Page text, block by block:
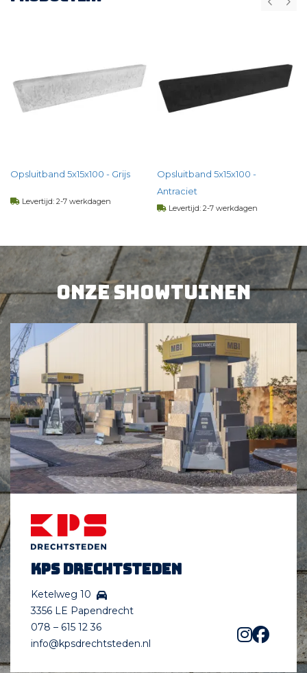
Opsluitband 5x15x100 - Grijs
Levertijd: 2-7 werkdagen
BEKIJK PRODUCT
Opsluitband 5x15x100 -
Antraciet
Levertijd: 2-7 werkdagen
4,64per st
BEKIJK PRODUCT
Onze showtuinen
KPS Drechtsteden
Ketelweg 10
3356 LE Papendrecht
078 – 615 12 36
info@kpsdrechtsteden.nl